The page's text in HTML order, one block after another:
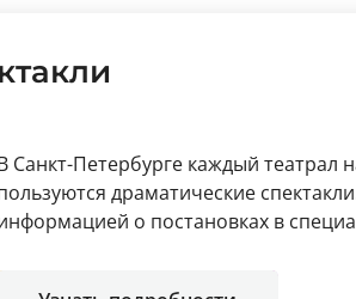
Санкт-Петербурге каждый театрал
драматические
о постановках в